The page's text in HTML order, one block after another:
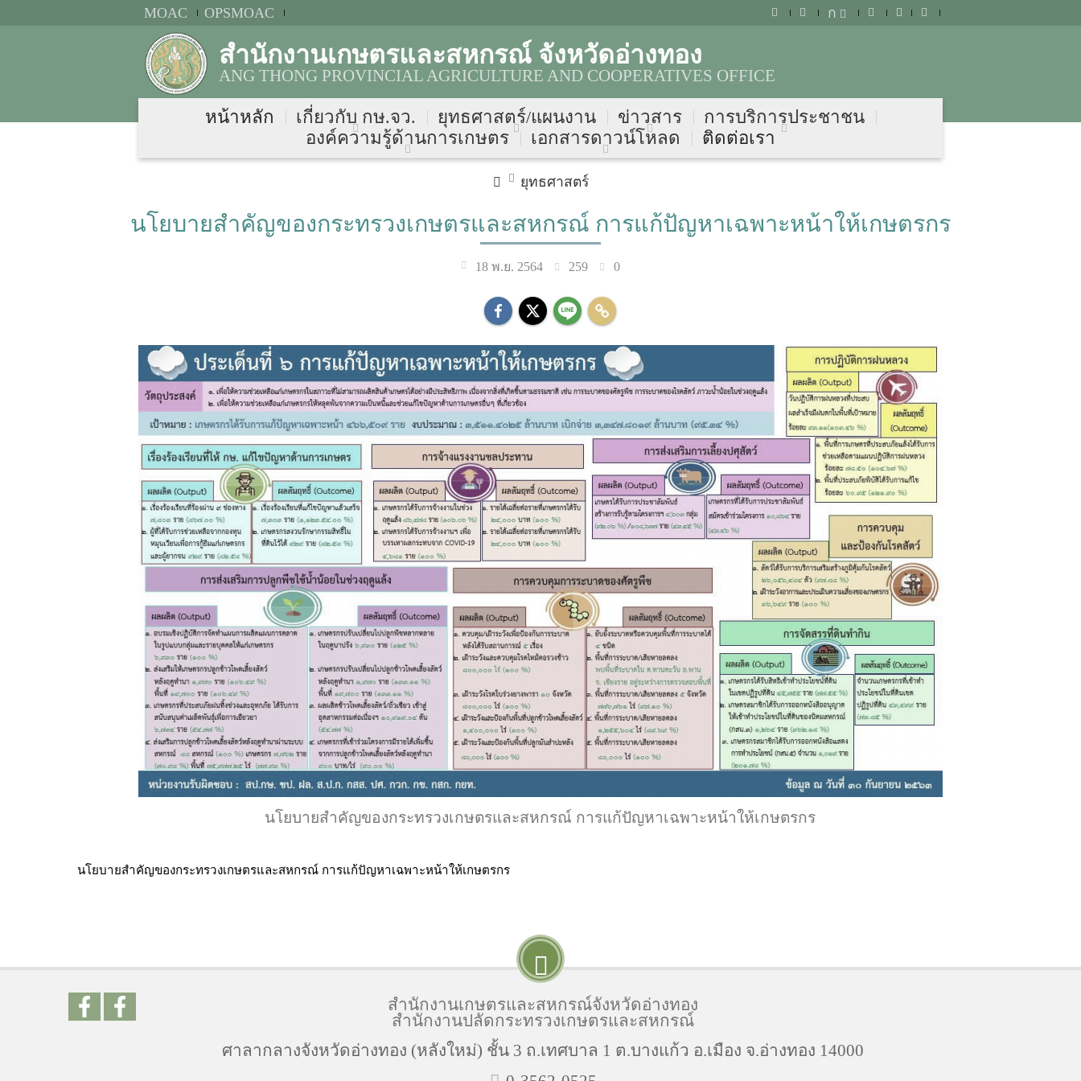
MOAC OPSMOAC ก
สำนักงานเกษตรและสหกรณ์ จังหวัดอ่างทอง
ANG THONG PROVINCIAL AGRICULTURE AND COOPERATIVES OFFICE
หน้าหลัก เกี่ยวกับ กษ.จว. ยุทธศาสตร์/แผนงาน ข่าวสาร
การบริการประชาชน
องค์ความรู้ด้านการเกษตร
เอกสารดาวน์โหลด ติดต่อเรา
ยุทธศาสตร์
นโยบายสำคัญของกระทรวงเกษตรและสหกรณ์ การแก้ปัญหาเฉพาะหน้าให้เกษตรกร
18 พ.ย. 2564 259 0
นโยบายสำคัญของกระทรวงเกษตรและสหกรณ์ การแก้ปัญหาเฉพาะหน้าให้เกษตรกร
นโยบายสำคัญของกระทรวงเกษตรและสหกรณ์ การแก้ปัญหาเฉพาะหน้าให้เกษตรกร
สำนักงานเกษตรและสหกรณ์จังหวัดอ่างทอง
สำนักงานปลัดกระทรวงเกษตรและสหกรณ์
ศาลากลางจังหวัดอ่างทอง (หลังใหม่) ชั้น 3 ถ.เทศบาล 1 ต.บางแก้ว อ.เมือง จ.อ่างทอง 14000